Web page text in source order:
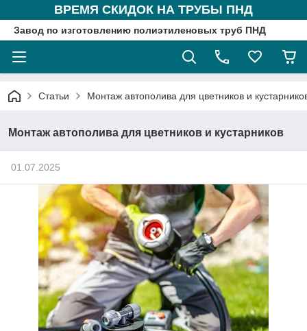
ВРЕМЯ СКИДОК НА ТРУБЫ ПНД
Завод по изготовлению полиэтиленовых труб ПНД
Статьи Монтаж автополива для цветников и
Монтаж автополива для цветников и кустарников
01.07.2025